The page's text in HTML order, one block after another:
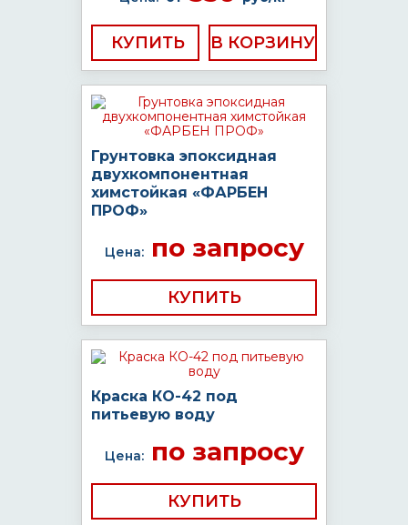
КУПИТЬ
Грунтовка эпоксидная
двухкомпонентная
химстойкая «ФАРБЕН
ПРОФ»
Цена:по запросу
КУПИТЬ
Краска КО-42 под
питьевую воду
Цена:по запросу
КУПИТЬ